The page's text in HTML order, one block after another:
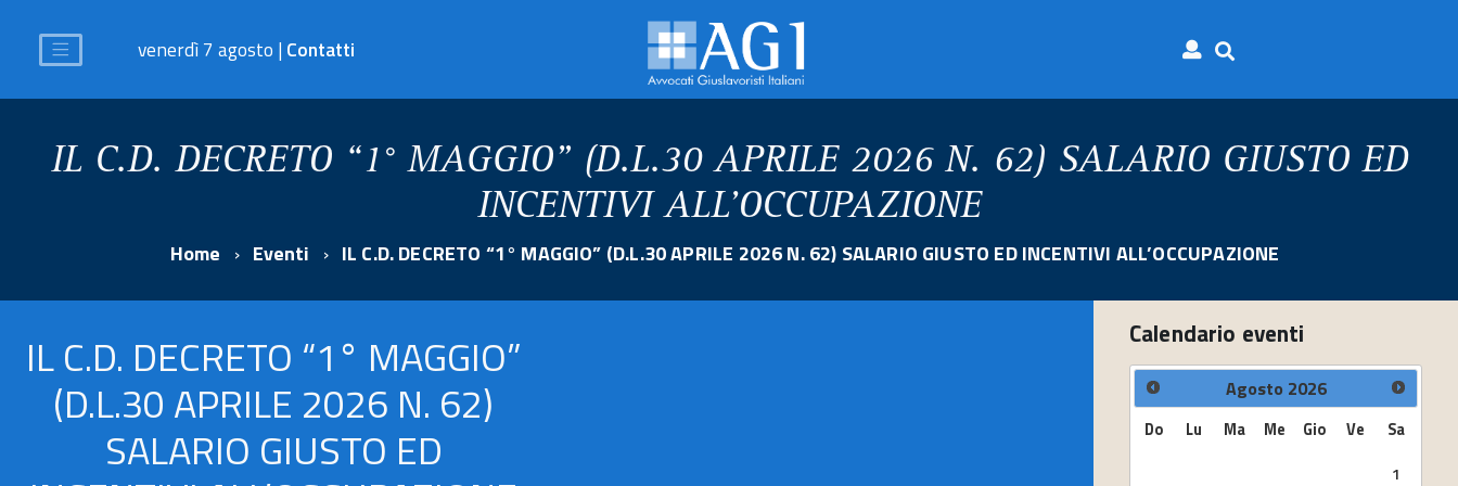
venerdì 7 agosto | Contatti
IL C.D. DECRETO “1° MAGGIO” (D.L.30 APRILE 2026 N. 62) SALARIO GIUSTO ED
INCENTIVI ALL’OCCUPAZIONE
Home Eventi IL C.D. DECRETO “1° MAGGIO” (D.L.30 APRILE 2026 N. 62) SALARIO GIUSTO ED INCENTIVI ALL’OCCUPAZIONE
IL C.D. DECRETO “1° MAGGIO”
(D.L.30 APRILE 2026 N. 62)
SALARIO GIUSTO ED
Calendario eventi
Agosto 2026
Do Lu Ma Me Gio Ve
Sa
1